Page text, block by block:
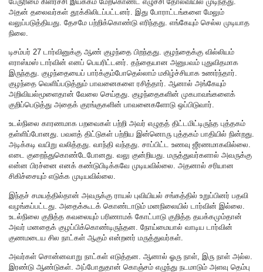
அதன் தலைவர்கள் தூக்கிலிடப்பட்டனர். இது போராட்டங்களை மேலும்
வலுப்படுத்தியது. தேசமே பற்றிக்கொண்டு எரிந்தது. எங்கேயும் செல்ல முடியாத
நிலை.
டிசம்பர் 27 டார்வினுக்கு ஆண் குழந்தை பிறந்தது. குழந்தைக்கு வில்லியம்
எராஸ்மஸ் டார்வின் எனப் பெயரிட்டனர். தந்தையான அனுபவம் புதுவிதமாக
இருந்தது. குழந்தையைப் பார்க்கும்போதெல்லாம் மகிழ்ச்சியாக உணர்ந்தார்.
குழந்தை வெளிப்படுத்தும் பாவனைகளை ரசித்தார். ஆனால் அங்கேயும்
அறிவியல்மூளைதான் வேலை செய்தது. குழந்தைகளின் முகபாவங்களைக்
குறிப்பெடுத்து அதைக் குரங்குகளின் பாவனைகளோடு ஒப்பிடுவார்.
உடல்நிலை காரணமாக பறவைகள் பற்றி அவர் எழுதத் திட்டமிட்டிருந்த புத்தகம்
தள்ளிப்போனது. பவளத் திட்டுகள் பற்றிய இன்னொரு புத்தகம் பாதியில் நின்றது.
அடிக்கடி வயிறு வலித்தது. வாந்தி வந்தது. சாப்பிட்ட உணவு ஜீரணமாகவில்லை.
எடை குறைந்துகொண்டேபோனது. வலு குன்றியது. மருத்துவர்களால் அவருக்கு
என்ன பிரச்னை எனக் கண்டுபிடிக்கவே முடியவில்லை. அதனால் சரியான
சிகிச்சையும் எடுக்க முடியவில்லை.
இந்தச் சமயத்தில்தான் அவருக்கு ராயல் புவியியல் சங்கத்தில் உறுப்பினர் பதவி
வழங்கப்பட்டது. அதைக்கூடக் கொண்டாடும் மனநிலையில் டார்வின் இல்லை.
உடல்நிலை குறித்த கவலையும் பரிணாமக் கோட்பாடு குறித்த தயக்கமும்தான்
அவர் மனதைக் குழப்பிக்கொண்டிருந்தன. நோய்மையால் வாடிய டார்வின்
குணமடைய சில நாட்கள் ஆகும் என்றனர் மருத்துவர்கள்.
அவர்கள் சொன்னவாறு நாட்கள் எடுத்தன. ஆனால் ஓரு நாள், இரு நாள் அல்ல.
இரண்டு ஆண்டுகள். அப்போதுதான் கொஞ்சம் எழுந்து நடமாடும் அளவு தெம்பு